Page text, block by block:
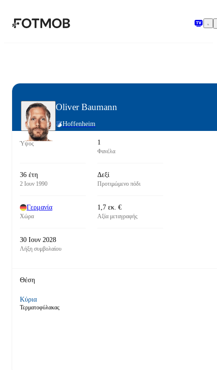
Oliver Baumann
Hoffenheim
Ύψος 1
Φανέλα
36 έτη
2 Ιουν 1990
Δεξί
Προτιμώμενο πόδι
Γερμανία
Χώρα
1,7 εκ. €
Αξία μεταγραφής
30 Ιουν 2028
Λήξη συμβολαίου
Θέση
Κύρια
Τερματοφύλακας